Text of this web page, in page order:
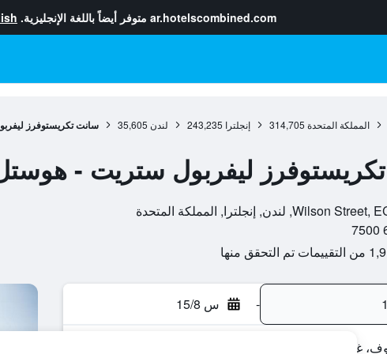
ar.hotelscombined.com متوفر أيضاً باللغة الإنجليزية.
المملكة المتحدة 314,705 إنجلترا 243,235 لندن 35,605 سانت تكريستوفرز
ليفربول ستريت -
تم التحقق منها
- س 15/8